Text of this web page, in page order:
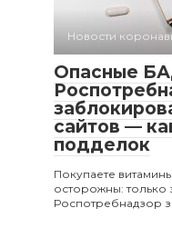
Новости
Опасные
сайтов —
подделок
Покупаете
осторожны: только
Роспотребнадзор